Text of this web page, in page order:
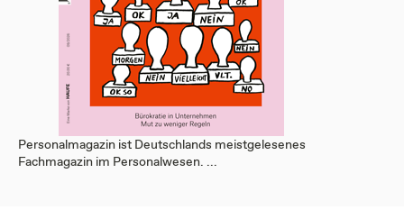
Personalmagazin ist Deutschlands meistgelesenes
Fachmagazin im Personalwesen. ...